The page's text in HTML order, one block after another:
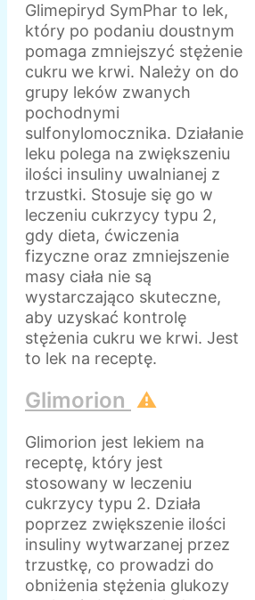
Glimepiryd SymPhar to lek,
który po podaniu doustnym
pomaga zmniejszyć stężenie
cukru we krwi. Należy on do
grupy leków zwanych
pochodnymi
sulfonylomocznika. Działanie
leku polega na zwiększeniu
ilości insuliny uwalnianej z
trzustki. Stosuje się go w
leczeniu cukrzycy typu 2,
gdy dieta, ćwiczenia
fizyczne oraz zmniejszenie
masy ciała nie są
wystarczająco skuteczne,
aby uzyskać kontrolę
stężenia cukru we krwi. Jest
to lek na receptę.
Glimorion ⚠️
Glimorion jest lekiem na
receptę, który jest
stosowany w leczeniu
cukrzycy typu 2. Działa
poprzez zwiększenie ilości
insuliny wytwarzanej przez
trzustkę, co prowadzi do
obniżenia stężenia glukozy